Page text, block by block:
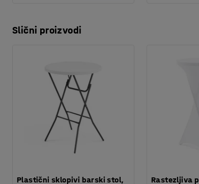
Slični proizvodi
Plastični sklopivi barski stol, Rastezljiva